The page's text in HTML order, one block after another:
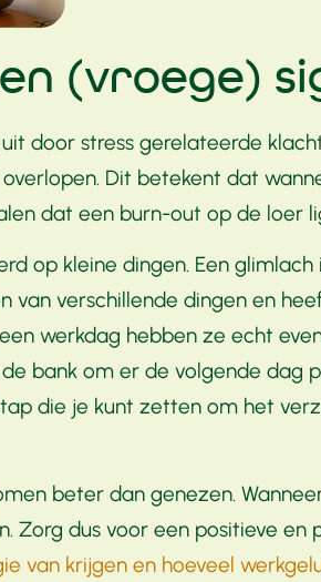
(vroege)
door stress gerelateerde
Dit betekent dat
dat een burn-out op de loer
op kleine dingen. Een
van verschillende dingen en
werkdag hebben ze echt
bank om er de volgende dag
die je kunt zetten om het
beter dan genezen.
dus voor een positieve
van krijgen en hoeveel